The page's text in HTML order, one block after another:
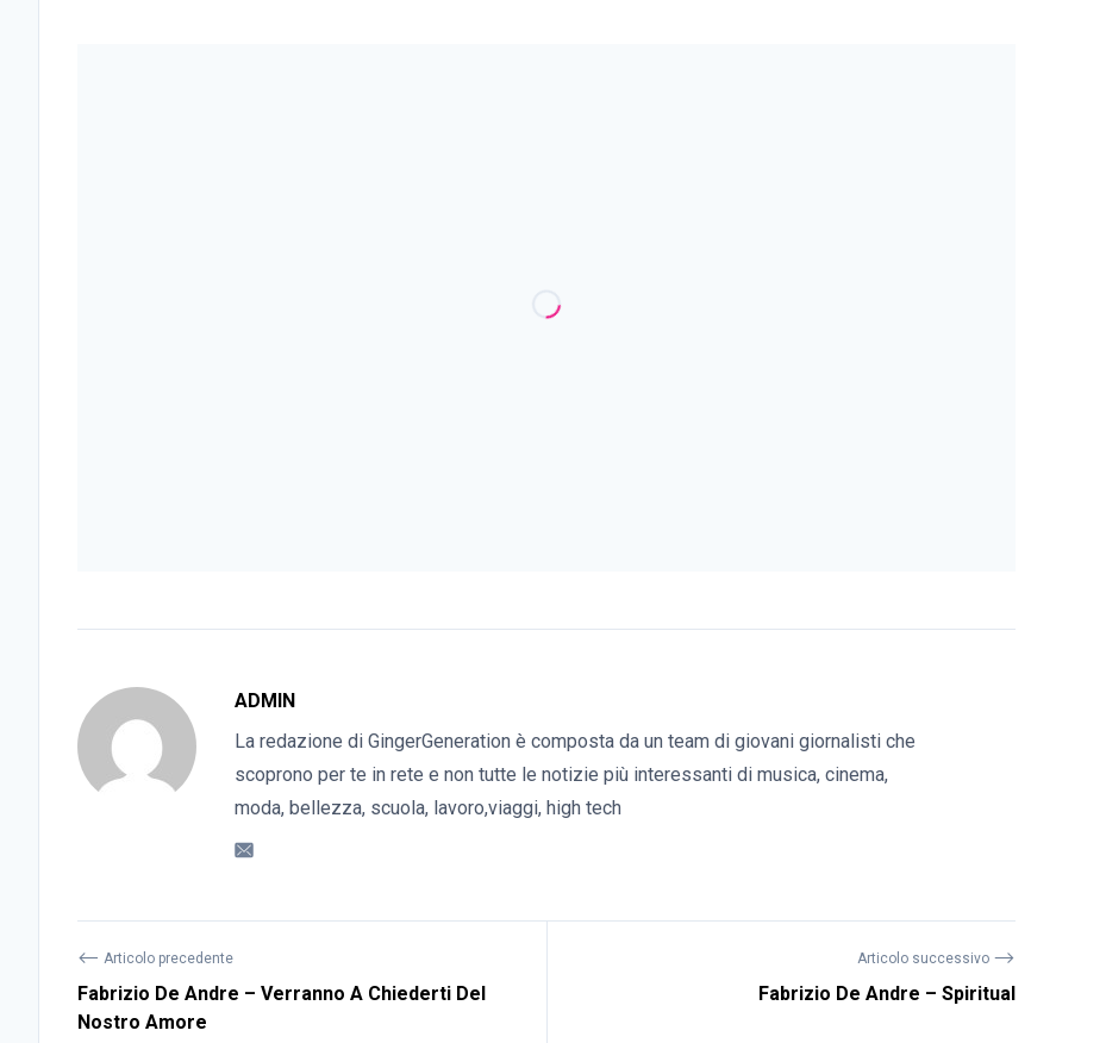
ADMIN
La redazione di GingerGeneration è composta da un team di giovani giornalisti che
scoprono per te in rete e non tutte le notizie più interessanti di musica, cinema,
moda, bellezza, scuola, lavoro,viaggi, high tech
⟵ Articolo precedente
Fabrizio De Andre – Verranno A Chiederti Del
Nostro Amore
Articolo successivo ⟶
Fabrizio De Andre – Spiritual